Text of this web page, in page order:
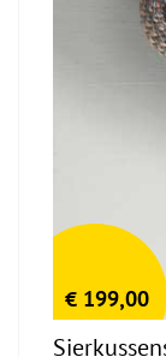
€ 199,00